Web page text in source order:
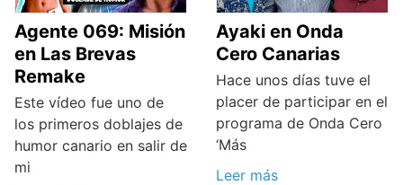
Agente 069: Misión
en Las Brevas
Remake
Este vídeo fue uno de
los primeros doblajes de
humor canario en salir de
mi
Ayaki en Onda
Cero Canarias
Hace unos días tuve el
placer de participar en el
programa de Onda Cero
‘Más
Leer más